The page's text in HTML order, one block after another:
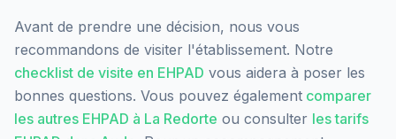
Avant de prendre une décision, nous vous
recommandons de visiter l'établissement. Notre
checklist de visite en EHPAD vous aidera à poser les
bonnes questions. Vous pouvez également comparer
les autres EHPAD à La Redorte ou consulter les tarifs